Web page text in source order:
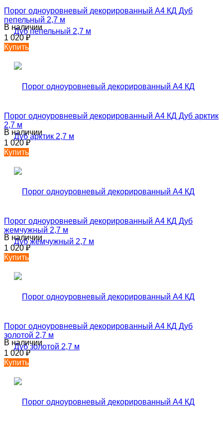
Порог одноуровневый декорированный А4 КД Дуб
пепельный 2,7 м
В наличии
1 020₽
Купить
Порог одноуровневый декорированный А4 КД Дуб арктик
2,7 м
В наличии
1 020₽
Купить
Порог одноуровневый декорированный А4 КД Дуб
жемчужный 2,7 м
В наличии
1 020₽
Купить
Порог одноуровневый декорированный А4 КД Дуб
золотой 2,7 м
В наличии
1 020₽
Купить